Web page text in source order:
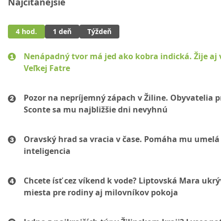
4 hod. 1 deň Týždeň
Nenápadný tvor má jed ako kobra indická. Žije aj
Veľkej Fatre
Pozor na nepríjemný zápach v Žiline. Obyvatelia
Sconte sa mu najbližšie dni nevyhnú
Oravský hrad sa vracia v čase. Pomáha mu umelá
inteligencia
Chcete ísť cez víkend k vode? Liptovská Mara
miesta pre rodiny aj milovníkov pokoja